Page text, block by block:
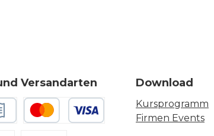
Versandarten Download
Kursprogramm
Firmen Events